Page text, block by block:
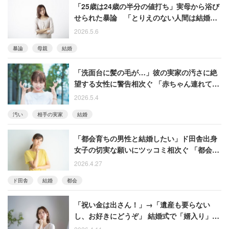
「25歳は24歳の半分の値打ち」実母から浴び
せられた暴論 「とりえのない人間は結婚し
て親を安心させろ」と言われた女性の記憶
2026.5.6
暴論 母親 結婚
「洗面台に髪の毛が…」彼の実家の汚さに絶
望する女性に警告相次ぐ 「赤ちゃん連れて行
2026.5.4
汚い 相手の実家 結婚
「都会育ちの男性と結婚したい」ド田舎出身
女子の切実な願いにツッコミ相次ぐ 「都会で
も親戚付き合い濃厚な人もいる」「都会も上
2026.4.27
ド田舎 結婚 都会
「祝い金は出さん！」→「遺産も要らない
し、お好きにどうぞ」 結婚式で「婿入り」を
強要した祖父と絶縁した女性